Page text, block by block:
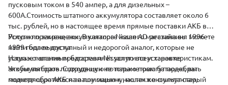
пусковым током в 540 ампер, а для дизельных –
600А.Стоимость штатного аккумулятора составляет около 6
тыс. рублей, но в настоящее время прямые поставки АКБ в
Россию прекращены. В каталоге нашего магазина вы можете
найти более доступный и недорогой аналог, которые не
уступает штатным батареям Nissan по всем характеристикам.
Чтобы выбрать подходящую по параметрам батарею, вы
можете обратиться за помощью к нашим консультантам,
Услуги по замене аккумулятора Nissan AD рестайлинг 1996 -
1999 года выпуска
Наша компания предоставляетуслуги по установке
аккумуляторов. Сотрудники не только помогут подобрать
подходящую АКБ на вашу машину, но также снимут старый